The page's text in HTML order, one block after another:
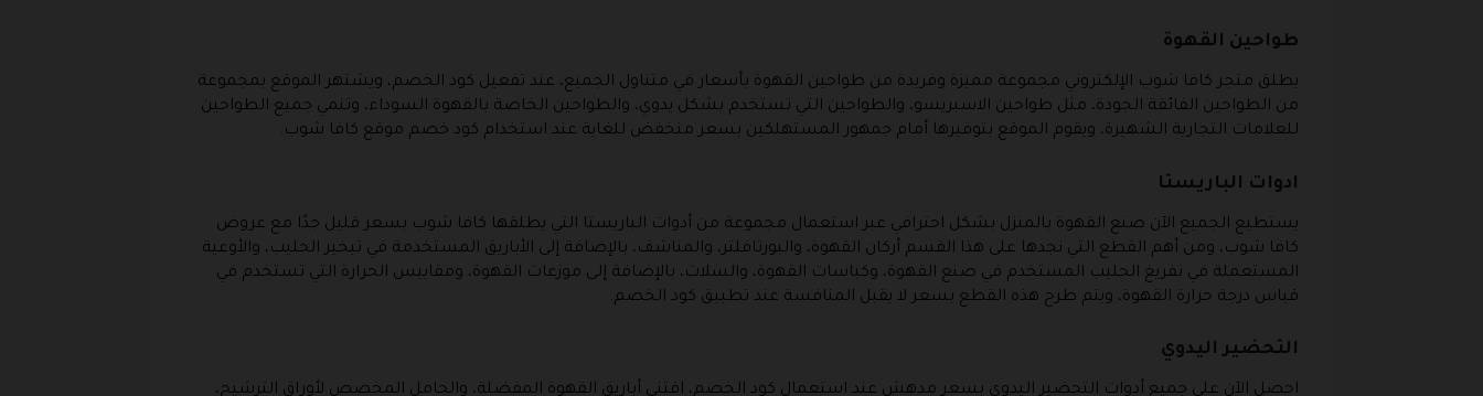
طواحين القهوة
يطلق متجر كافا شوب الإلكتروني مجموعة مميزة وفريدة من طواحين القهوة بأسعار في متناول الجميع، عند تفعيل كود الخصم، ويشتهر الموقع بمجموعة
من الطواحين الفائقة الجودة، مثل طواحين الاسبريسو، والطواحين التي تستخدم بشكل يدوي، والطواحين الخاصة بالقهوة السوداء، وتنمي جميع الطواحين
للعلامات التجارية الشهيرة، ويقوم الموقع بتوفيرها أمام جمهور المستهلكين بسعر منخفض للغاية عند استخدام كود خصم موقع كافا شوب.
ادوات الباريستا
يستطيع الجميع الآن صنع القهوة بالمنزل بشكل احترافي عبر استعمال مجموعة من أدوات الباريستا التي يطلقها كافا شوب بسعر قليل جدًا مع عروض
كافا شوب، ومن أهم القطع التي نجدها على هذا القسم أركان القهوة، والبورتافلتر، والمناشف، بالإضافة إلى الأباريق المستخدمة في تبخير الحليب، والأوعية
المستعملة في تفريغ الحليب المستخدم في صنع القهوة، وكباسات القهوة، والسلات، بالإضافة إلى موزعات القهوة، ومقاييس الحرارة التي تستخدم في
قياس درجة حرارة القهوة، ويتم طرح هذه القطع بسعر لا يقبل المنافسة عند تطبيق كود الخصم.
التحضير اليدوي
احصل الآن على جميع أدوات التحضير اليدوي بسعر مدهش عند استعمال كود الخصم، اقتني أباريق القهوة المفضلة، والحامل المخصص لأوراق الترشيح،